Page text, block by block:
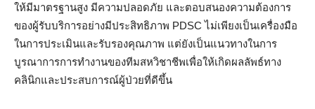
ให้มีมาตรฐานสูง มีความปลอดภัย และตอบสนองความต้องการ
ของผู้รับบริการอย่างมีประสิทธิภาพ PDSC ไม่เพียงเป็นเครื่องมือ
ในการประเมินและรับรองคุณภาพ แต่ยังเป็นแนวทางในการ
บูรณาการการทำงานของทีมสหวิชาชีพเพื่อให้เกิดผลลัพธ์ทาง
คลินิกและประสบการณ์ผู้ป่วยที่ดีขึ้น